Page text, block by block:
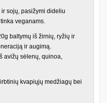
sojų, pasižymi dideliu
veganams.
baltymų iš žirnių, ryžių ir
ir augimą.
avižų sėlenų, quinoa,
kvapiųjų medžiagų bei